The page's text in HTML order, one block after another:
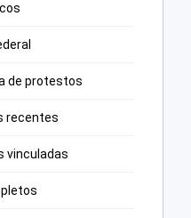
de protestos
recentes
vinculadas